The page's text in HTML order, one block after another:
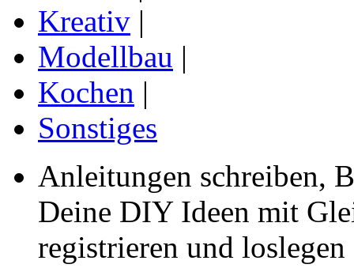
Kreativ |
Modellbau |
Kochen |
Sonstiges
Anleitungen schreiben,
Deine DIY Ideen mit
registrieren und loslegen